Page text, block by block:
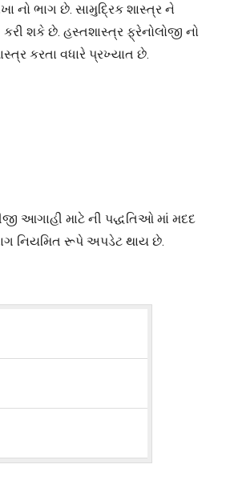
નો ભાગ છે. સામુદ્રિક શાસ્ત્ર ને
શકે છે. હસ્તશાસ્ત્ર ફ્રેનોલોજી નો
કરતા વધારે પ્રખ્યાત છે.
આગાહી માટે ની પદ્ધતિઓ માં મદદ
નિયમિત રૂપે અપડેટ થાય છે.